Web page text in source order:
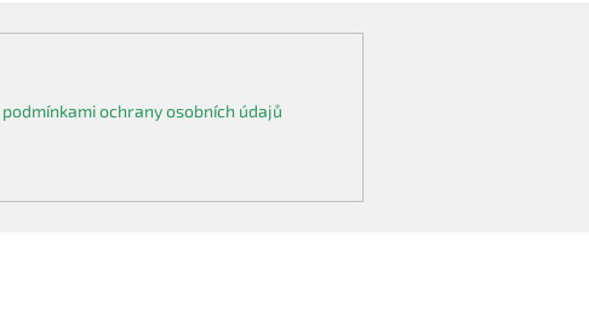
podmínkami ochrany osobních údajů